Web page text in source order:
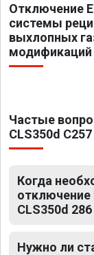
Отключение
системы
выхлопных
модификаций
Частые
CLS350d
Когда
отключение
CLS350d
Нужно ли